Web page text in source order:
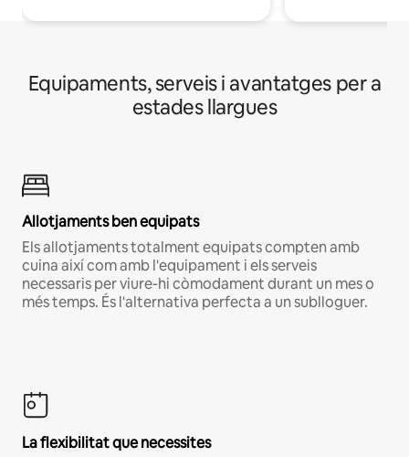
Equipaments, serveis i avantatges per a
estades llargues
Allotjaments ben equipats
Els allotjaments totalment equipats compten amb
cuina així com amb l'equipament i els serveis
necessaris per viure-hi còmodament durant un mes o
més temps. És l'alternativa perfecta a un sublloguer.
La flexibilitat que necessites